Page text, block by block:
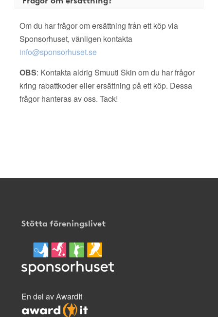
Om du har frågor om ersättning från ett köp via
Sponsorhuset, vänligen kontakta
info@sponsorhuset.se
OBS: Kontakta aldrig Smuuti Skin om du har frågor
kring rabattkoder eller ersättning på ett köp. Dessa
frågor hanteras av oss. Tack!
Stötta föreningslivet
En del av AwardIt